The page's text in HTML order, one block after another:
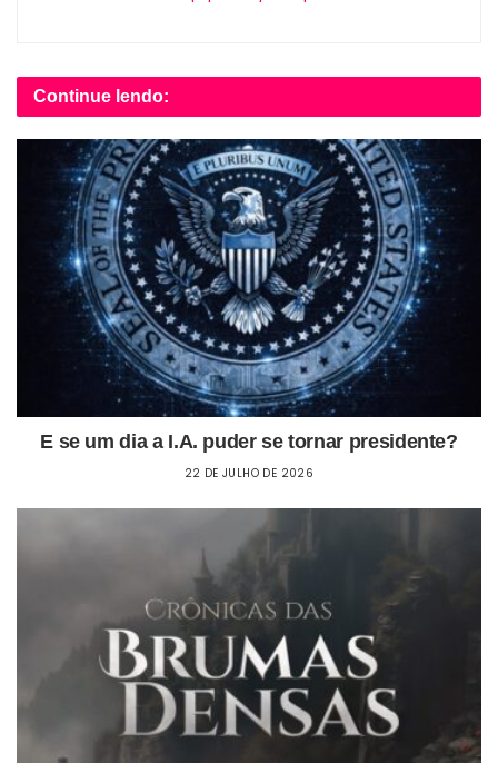
Continue lendo:
E se um dia a I.A. puder se tornar presidente?
22 DE JULHO DE 2026